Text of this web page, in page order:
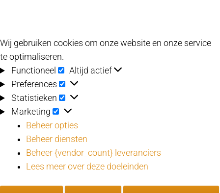
Wij gebruiken cookies om onze website en onze service
te optimaliseren.
Functioneel
Functioneel
Altijd actief
Preferences
Preferences
Statistieken Statistieken
Marketing Marketing
Beheer opties
Beheer diensten
Beheer {vendor_count} leveranciers
Lees meer over deze doeleinden